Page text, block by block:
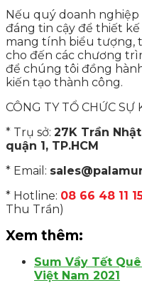
Nếu quý doanh
đáng tin cậy để thiết
mang tính biểu tượng,
cho đến các chương
để chúng tôi đồng
kiến tạo thành công.
CÔNG TY TỔ CHỨC SỰ
* Trụ sở: 27K Trần
quận 1, TP.HCM
* Email:
* Hotline: 08 66 48 11
Thu Trần)
Xem thêm:
Sum Vầy Tết
Việt Nam 2021